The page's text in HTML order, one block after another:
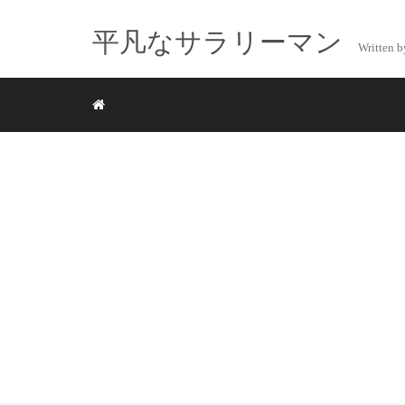
平凡なサラリーマン Written